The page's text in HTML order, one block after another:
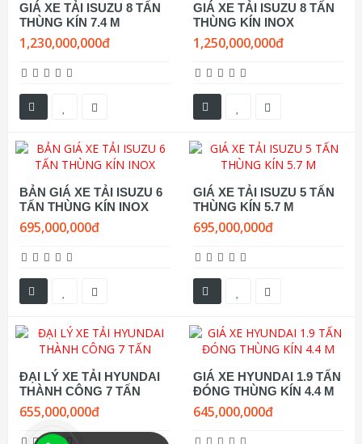
GIÁ XE TẢI ISUZU 8 TẤN
THÙNG KÍN 7.4 M
1,230,000,000đ
GIÁ XE TẢI ISUZU 8 TẤN
THÙNG KÍN INOX
1,250,000,000đ
BẢN GIÁ XE TẢI ISUZU 6
TẤN THÙNG KÍN INOX
695,000,000đ
GIÁ XE TẢI ISUZU 5 TẤN
THÙNG KÍN 5.7 M
695,000,000đ
ĐẠI LÝ XE TẢI HYUNDAI
THÀNH CÔNG 7 TẤN
655,000,000đ
GIÁ XE HYUNDAI 1.9 TẤN
ĐÓNG THÙNG KÍN 4.4 M
645,000,000đ